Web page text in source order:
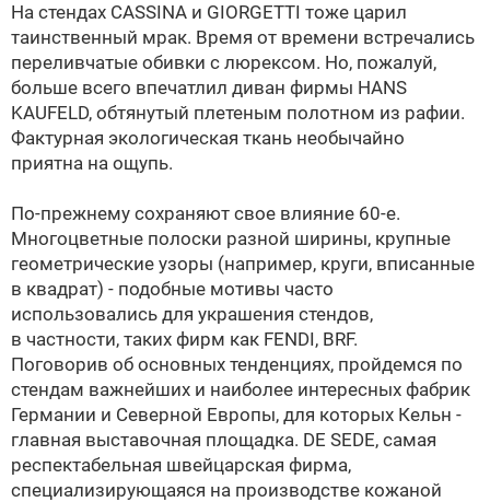
На стендах CASSINA и GIORGETTI тоже царил
таинственный мрак. Время от времени встречались
переливчатые обивки с люрексом. Но, пожалуй,
больше всего впечатлил диван фирмы HANS
KAUFELD, обтянутый плетеным полотном из рафии.
Фактурная экологическая ткань необычайно
приятна на ощупь.
По-прежнему сохраняют свое влияние 60-е.
Многоцветные полоски разной ширины, крупные
геометрические узоры (например, круги, вписанные
в квадрат) - подобные мотивы часто
использовались для украшения стендов,
в частности, таких фирм как FENDI, BRF.
Поговорив об основных тенденциях, пройдемся по
стендам важнейших и наиболее интересных фабрик
Германии и Северной Европы, для которых Кельн -
главная выставочная площадка. DE SEDE, самая
респектабельная швейцарская фирма,
специализирующаяся на производстве кожаной